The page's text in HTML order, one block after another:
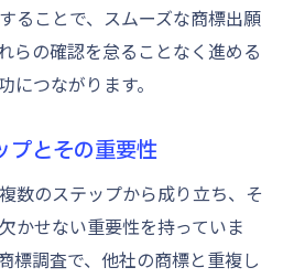
ることで、スムーズな商標出願
らの確認を怠ることなく進める
につながります。
プとその重要性
数のステップから成り立ち、そ
かせない重要性を持っていま
標調査で、他社の商標と重複し